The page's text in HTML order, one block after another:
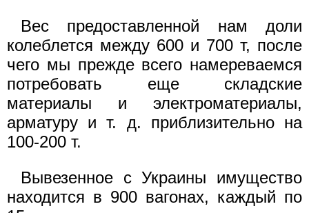
Вес предоставленной нам доли
колеблется между 600 и 700 т, после
чего мы прежде всего намереваемся
потребовать еще складские
материалы и электроматериалы,
арматуру и т. д. приблизительно на
100-200 т.
Вывезенное с Украины имущество
находится в 900 вaгонах, каждый по